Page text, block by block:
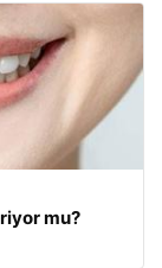
mu?